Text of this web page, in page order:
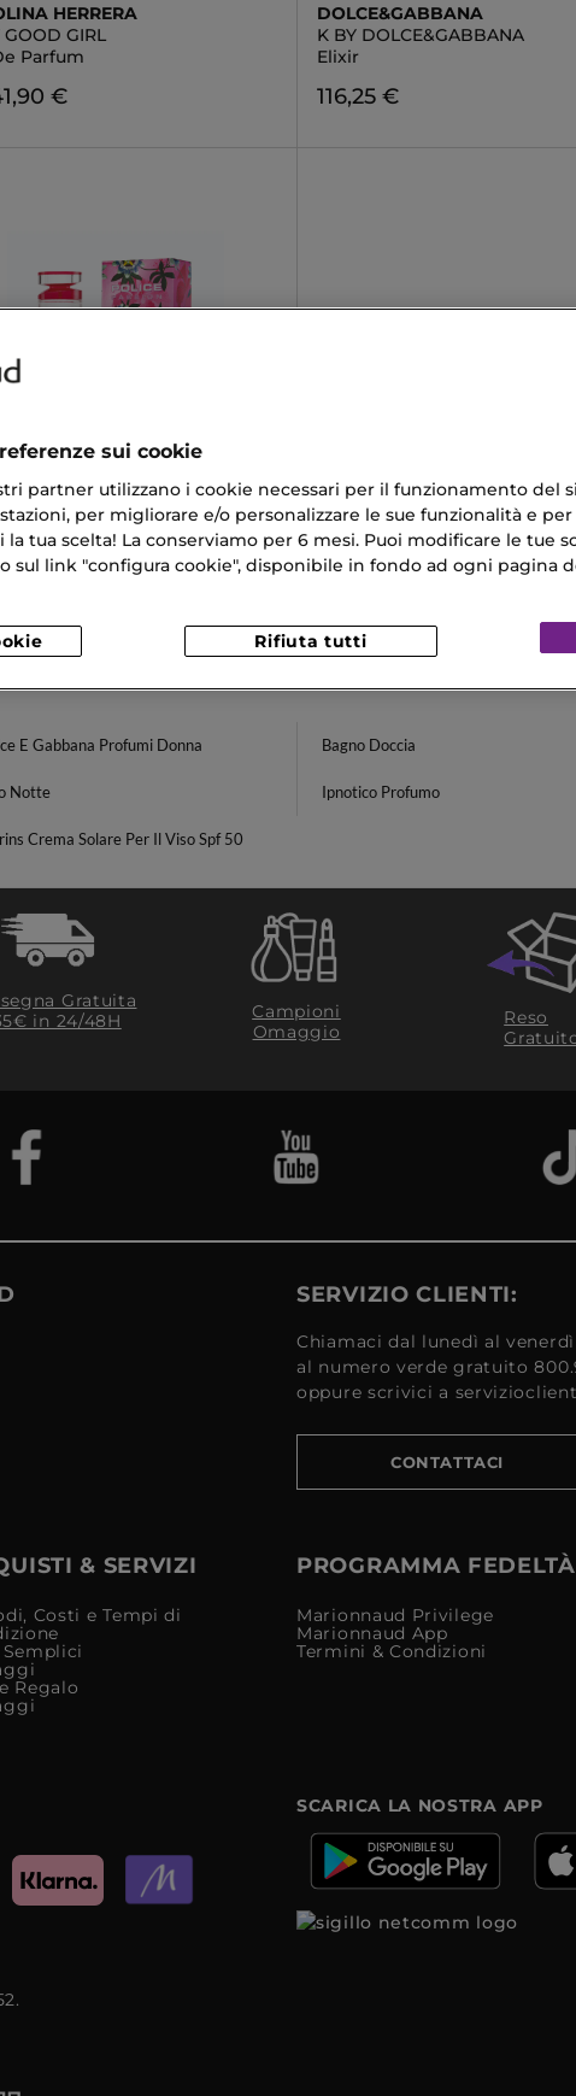
HERRERA
GOOD GIRL
Parfum
€
DOLCE&GABBANA
K BY DOLCE&GABBANA
Elixir
116,25 €
CONTEMPORARY
Toilette
€
E Gabbana Profumi Donna Bagno Doccia
Notte Ipnotico Profumo
Crema Solare Per Il Viso Spf 50
Gratuita
in 24/48H
Campioni
Omaggio
Reso
SERVIZIO CLIENTI:
Chiamaci dal lunedì al venerdì
al numero verde gratuito
oppure scrivici a
CONTATTACI
& SERVIZI
Costi e Tempi di
Semplici
Regalo
PROGRAMMA FEDELTÀ
Marionnaud Privilege
Marionnaud App
Termini & Condizioni
SCARICA LA NOSTRA APP
sui cookie
partner utilizzano i cookie necessari per il funzionamento del
per migliorare e/o personalizzare le sue funzionalità e
tua scelta! La conserviamo per 6 mesi. Puoi modificare le tue
sul link "configura cookie", disponibile in fondo ad ogni pagina
Rifiuta tutti